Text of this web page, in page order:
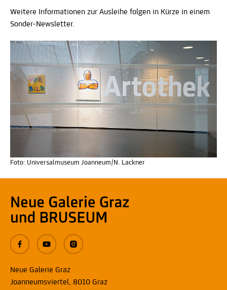
Weitere Informationen zur Ausleihe folgen in Kürze in einem
Sonder-Newsletter.
Foto: Universalmuseum Joanneum/N. Lackner
Neue Galerie Graz
Joanneumsviertel, 8010 Graz